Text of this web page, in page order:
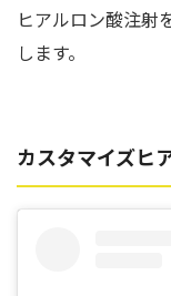
ヒアルロン酸注射
します。
カスタマイズヒ